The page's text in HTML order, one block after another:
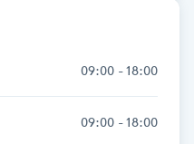
09:00 - 18:00
09:00 - 18:00